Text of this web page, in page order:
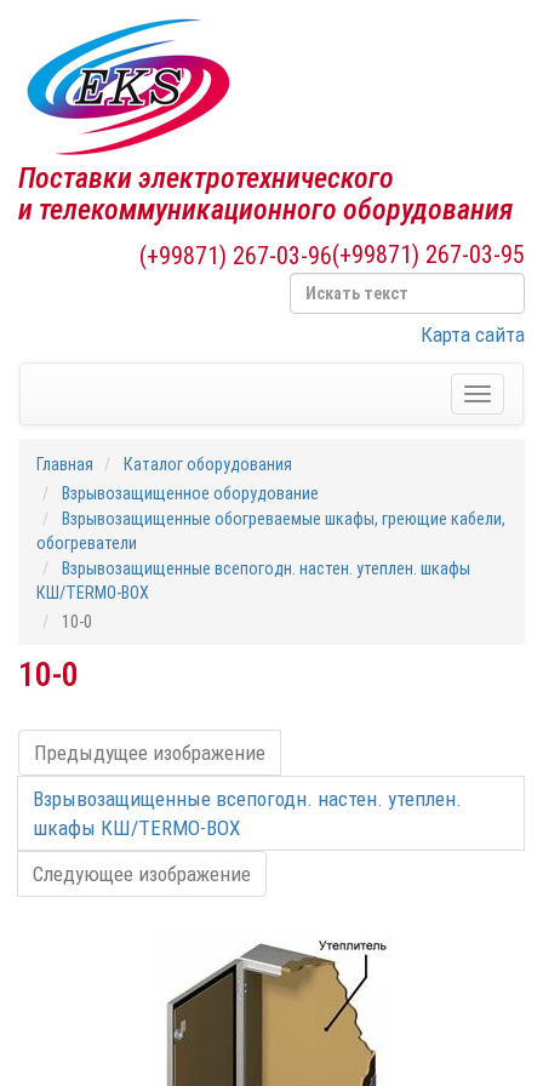
Поставки электротехнического
и телекоммуникационного оборудования
(+99871) 267-03-95
(+99871) 267-03-96
Карта сайта
Toggle
Главная
Каталог оборудования
Взрывозащищенное оборудование
Взрывозащищенные обогреваемые шкафы, греющие кабели,
обогреватели
Взрывозащищенные всепогодн. настен. утеплен. шкафы
КШ/TERMO-BOX
10-0
10-0
Предыдущее изображение
Взрывозащищенные всепогодн. настен. утеплен.
шкафы КШ/TERMO-BOX
Следующее изображение